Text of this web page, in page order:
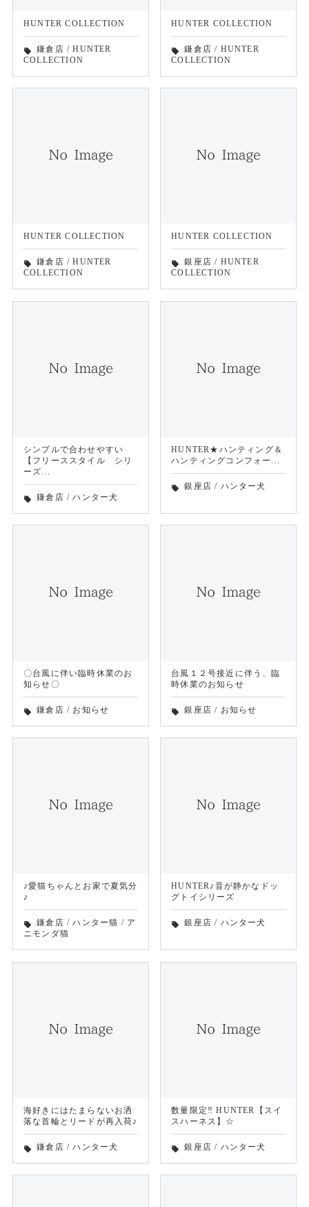
HUNTER COLLECTION
local_offer 鎌倉店 /HUNTER
COLLECTION
HUNTER COLLECTION
local_offer 鎌倉店 / HUNTER
COLLECTION
HUNTER COLLECTION
local_offer 鎌倉店 /HUNTER
COLLECTION
HUNTER COLLECTION
local_offer 銀座店 / HUNTER
COLLECTION
シンプルで合わせやすい
【フリーススタイル シリ
ーズ...
local_offer 鎌倉店 /ハンター犬
HUNTER★ハンティング＆
ハンティングコンフォー...
local_offer 銀座店 / ハンター犬
〇台風に伴い臨時休業のお
知らせ〇
local_offer 鎌倉店 / お知らせ
台風１２号接近に伴う、臨
時休業のお知らせ
local_offer 銀座店 / お知らせ
♪愛猫ちゃんとお家で夏気分
♪
local_offer 鎌倉店 /ハンター猫 / ア
ニモンダ猫
HUNTER♪音が静かなドッ
グトイシリーズ
local_offer 銀座店 / ハンター犬
海好きにはたまらないお洒
落な首輪とリードが再入荷♪
local_offer 鎌倉店 /ハンター犬
数量限定‼︎ HUNTER【スイ
スハーネス】☆
local_offer 銀座店 / ハンター犬